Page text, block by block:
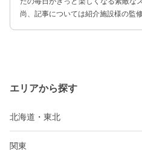
尚、記事については紹介施設様の監
エリアから探す
北海道・東北
関東